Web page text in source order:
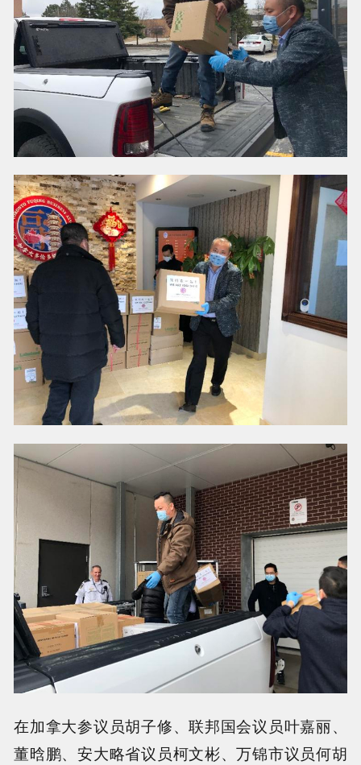
在加拿大参议员胡子修、联邦国会议员叶嘉丽、
董晗鹏、安大略省议员柯文彬、万锦市议员何胡